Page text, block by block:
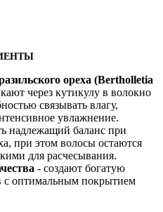
ореха (Bertholletia
через кутикулу в волокно
связывать влагу,
увлажнение.
надлежащий баланс при
при этом волосы остаются
для расчесывания.
- создают богатую
с оптимальным покрытием